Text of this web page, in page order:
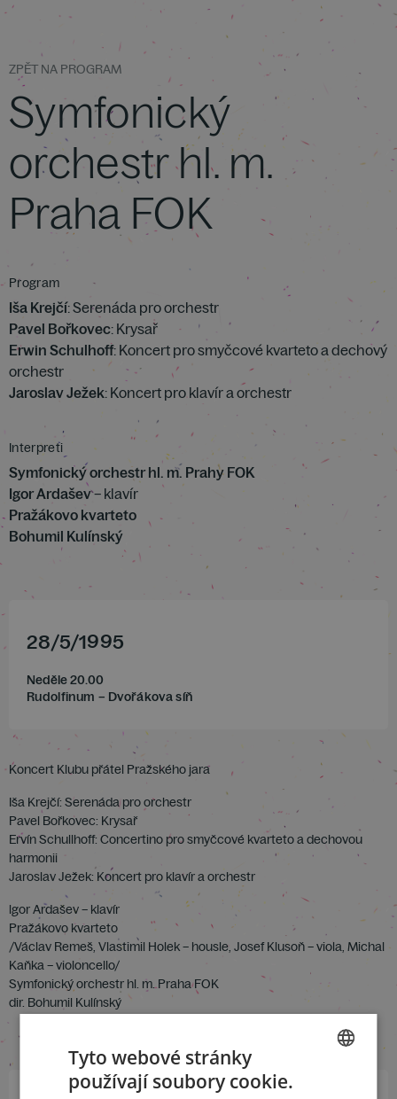
ZPĚT NA PROGRAM
Symfonický
orchestr hl. m.
Praha FOK
Program
Iša Krejčí: Serenáda pro orchestr
Pavel Bořkovec: Krysař
Erwin Schulhoff: Koncert pro smyčcové kvarteto a dechový
orchestr
Jaroslav Ježek: Koncert pro klavír a orchestr
Interpreti
Symfonický orchestr hl. m. Prahy FOK
Igor Ardašev– klavír
Pražákovo kvarteto
Bohumil Kulínský
28/5/1995
Neděle 20.00
Rudolfinum – Dvořákova síň
Koncert Klubu přátel Pražského jara
Iša Krejčí: Serenáda pro orchestr
Pavel Bořkovec: Krysař
Ervín Schullhoff: Concertino pro smyčcové kvarteto a dechovou
harmonii
Jaroslav Ježek: Koncert pro klavír a orchestr
lgor Ardašev – klavír
Pražákovo kvarteto
/Václav Remeš, Vlastimil Holek – housle, Josef Klusoň – viola, Michal
Kaňka – violoncello/
Symfonický orchestr hl. m. Praha FOK
dir. Bohumil Kulínský
Tyto webové stránky
používají soubory cookie.